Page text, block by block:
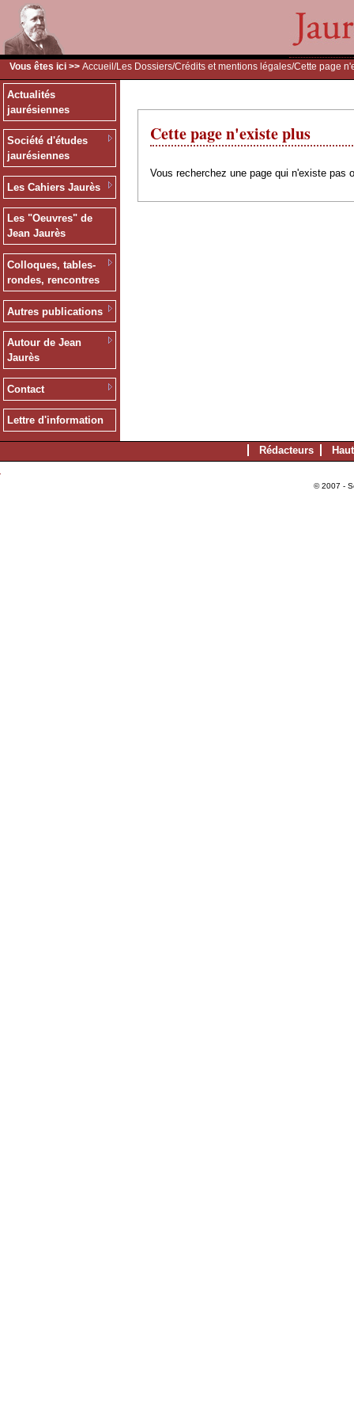
Vous êtes ici >> Accueil /Les Dossiers/Crédits et mentions légales/Cette page
Actualités
jaurésiennes
Société d'études
jaurésiennes
Les Cahiers Jaurès
Les "Oeuvres" de
Jean Jaurès
Colloques, tables-
rondes, rencontres
Autres publications
Autour de Jean
Jaurès
Contact
Lettre d'information
Cette page n'existe plus
Vous recherchez une page qui n'existe pas
Rédacteurs
© 2007 -